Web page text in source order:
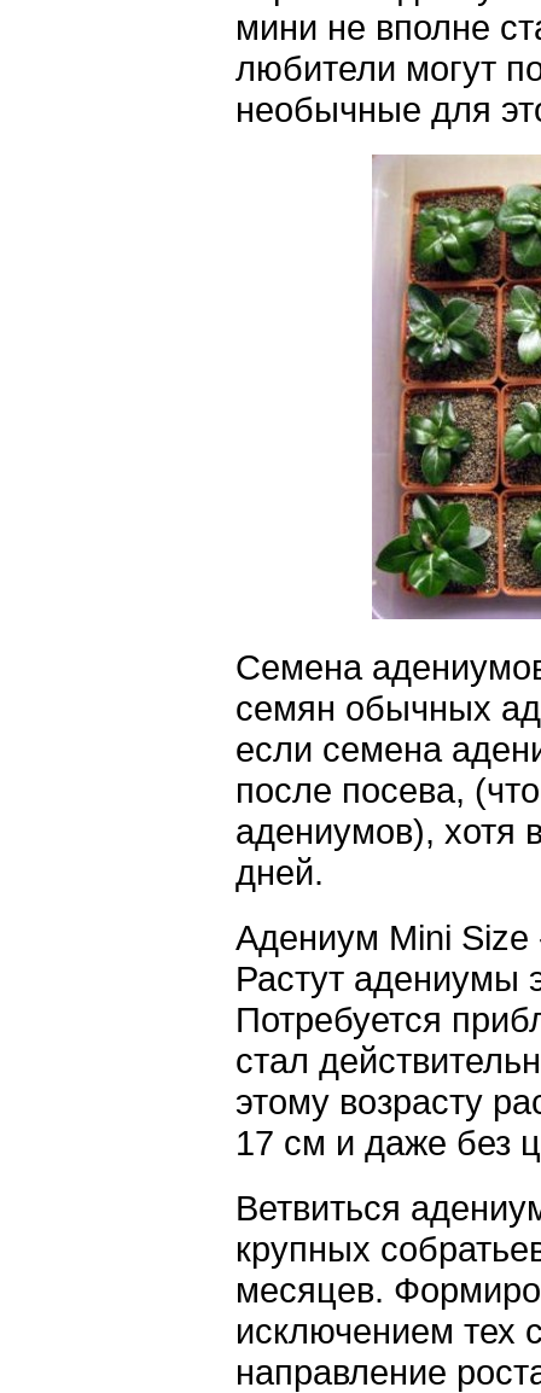
мини не вполне
любители могут
необычные для
Семена
семян обычных
если семена
после посева,
адениумов), хотя
дней.
Адениум Mini Size
Растут адениумы
Потребуется
стал
этому возрасту
17 см и даже без
Ветвиться
крупных
месяцев.
исключением тех
направление